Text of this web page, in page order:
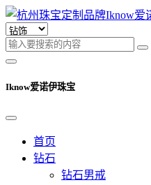
Iknow爱诺伊珠宝
首页
钻石
钻石男戒